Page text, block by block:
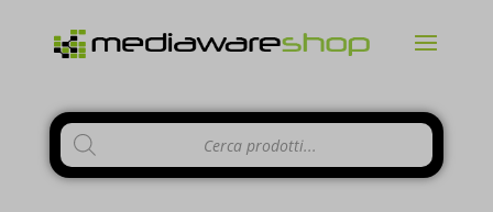
Products
search